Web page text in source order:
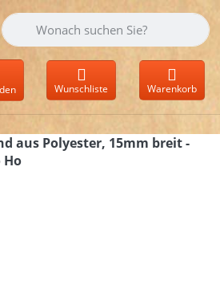
Geben Sie einen Suchbegriff ein.
Wunschliste Warenkorb
aus Polyester, 15mm breit -
Ho